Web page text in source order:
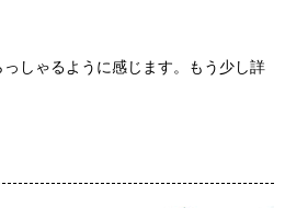
しゃるように感じます。もう少し詳